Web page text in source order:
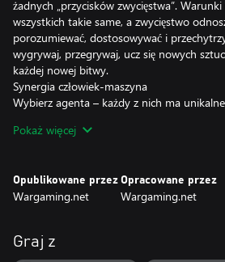
żadnych „przycisków zwycięstwa”.
wszystkich takie same, a zwycięstwo
porozumiewać, dostosowywać i
wygrywaj, przegrywaj, ucz się nowych
każdej nowej bitwy.
Synergia człowiek-maszyna
Wybierz agenta – każdy z nich ma
wyczuwasz moment do ataku, by zachować
gry. Każda kombinacja daje inne wrażenia
eksperymentuj, aż znajdziesz taką, która
podstaw, który w pełni obsługuje
Pokaż więcej
Opublikowane przez
Wargaming.net
Opracowane przez
Wargaming.net
Graj z